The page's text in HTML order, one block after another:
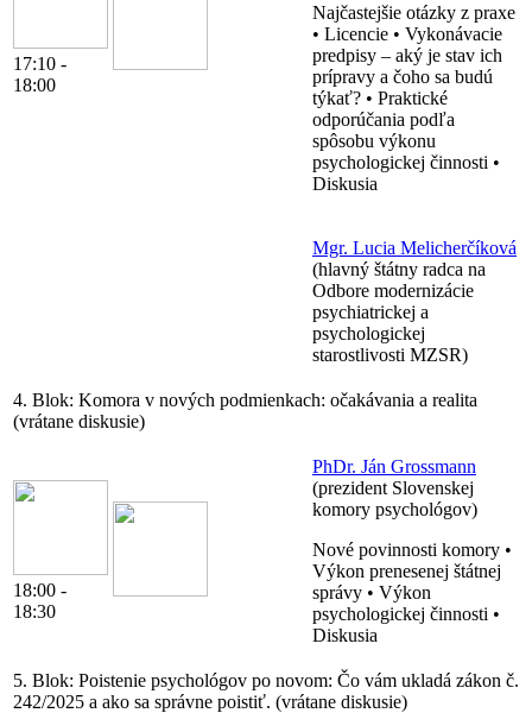
17:10 -
18:00
Najčastejšie otázky z praxe
• Licencie • Vykonávacie
predpisy – aký je stav ich
prípravy a čoho sa budú
týkať? • Praktické
odporúčania podľa
spôsobu výkonu
psychologickej činnosti •
Diskusia
Mgr. Lucia Melicherčíková
(hlavný štátny radca na
Odbore modernizácie
psychiatrickej a
psychologickej
starostlivosti MZSR)
4. Blok: Komora v nových podmienkach: očakávania a realita
(vrátane diskusie)
18:00 -
18:30
PhDr. Ján Grossmann
(prezident Slovenskej
komory psychológov)
Nové povinnosti komory •
Výkon prenesenej štátnej
správy • Výkon
psychologickej činnosti •
Diskusia
5. Blok: Poistenie psychológov po novom: Čo vám ukladá zákon č.
242/2025 a ako sa správne poistiť. (vrátane diskusie)